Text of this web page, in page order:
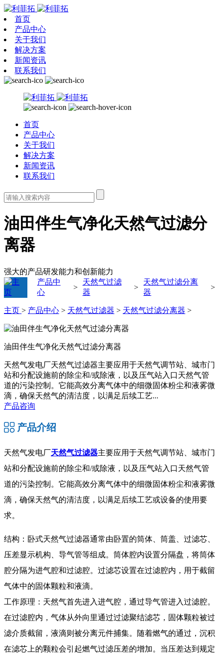
首页
产品中心
关于我们
解决方案
新闻资讯
联系我们
首页
产品中心
关于我们
解决方案
新闻资讯
联系我们
油田伴生气净化天然气过滤分
离器
强大的产品研发能力和创新能力
产品中
心
>
天然气过滤
器
>
天然气过滤分离
器
>
主页 > 产品中心 > 天然气过滤器 > 天然气过滤分离器 >
油田伴生气净化天然气过滤分离器
天然气发电厂天然气过滤器主要应用于天然气调节站、城市门
站和分配设施前的除尘和/或除液，以及压气站入口天然气管
道的污染控制。它能高效分离气体中的细微固体粉尘和液雾微
滴，确保天然气的清洁度，以满足后续工艺...
产品咨询
产品介绍
天然气发电厂 天然气过滤器主要应用于天然气调节站、城市门
站和分配设施前的除尘和/或除液，以及压气站入口天然气管
道的污染控制。它能高效分离气体中的细微固体粉尘和液雾微
滴，确保天然气的清洁度，以满足后续工艺或设备的使用要
求。
结构：卧式天然气过滤器通常由卧置的筒体、筒盖、过滤芯、
压差显示机构、导气管等组成。筒体腔内设置分隔盘，将筒体
腔分隔为进气腔和过滤腔。过滤芯设置在过滤腔内，用于截留
气体中的固体颗粒和液滴。
工作原理：天然气首先进入进气腔，通过导气管进入过滤腔。
在过滤腔内，气体从外向里通过过滤聚结滤芯，固体颗粒被过
滤介质截留，液滴则被分离元件捕集。随着燃气的通过，沉积
在滤芯上的颗粒会引起燃气过滤压差的增加。当压差达到规定